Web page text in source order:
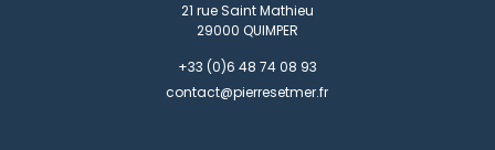
21 rue Saint Mathieu
29000 QUIMPER
+33 (0)6 48 74 08 93
contact@pierresetmer.fr